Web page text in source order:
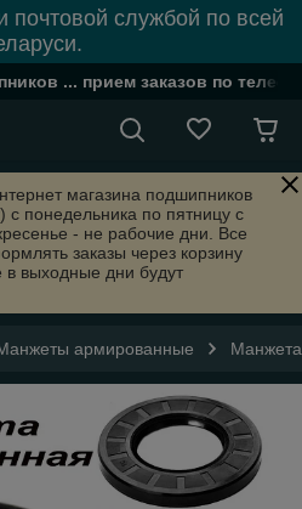
почтовой службой по всей
... прием заказов по
магазина подшипников
с понедельника по пятницу с
- не рабочие дни. Все
заказы через корзину
выходные дни будут
армированные